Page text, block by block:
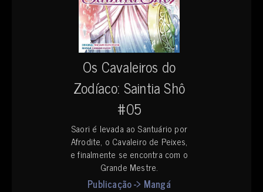
Os Cavaleiros do
Zodíaco: Saintia Shô
#05
Saori é levada ao Santuário por
Afrodite, o Cavaleiro de Peixes,
e finalmente se encontra com o
Grande Mestre.
Publicação -> Mangá